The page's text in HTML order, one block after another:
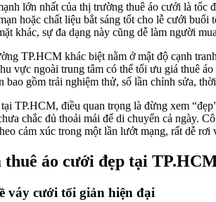
lớn nhất của thị trường thuê áo cưới là tốc
hoặc chất liệu bắt sáng tốt cho lễ cưới
khác, sự đa dạng này cũng dễ làm người
TP.HCM khác biệt nằm ở mật độ cạnh
vực ngoài trung tâm có thể tối ưu giá thuê
bao gồm trải nghiệm thử, số lần chỉnh sửa,
TP.HCM, điều quan trọng là đừng xem
chắc đủ thoải mái để di chuyển cả ngày.
cảm xúc trong một lần lướt mạng, rất dễ
thuê áo cưới đẹp tại
váy cưới tối giản hiện đại